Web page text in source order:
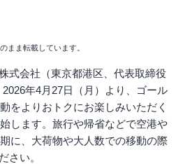
まま転載しています。
式会社（東京都港区、代表取締役
年4月27日（月）より、ゴール
をよりおトクにお楽しみいただく
します。旅行や帰省などで空港や
に、大荷物や大人数での移動の際
さい。